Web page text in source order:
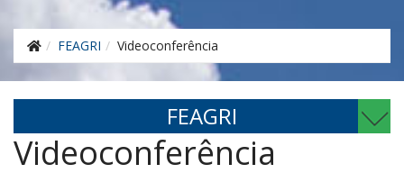
FEAGRI Videoconferência
FEAGRI
Videoconferência